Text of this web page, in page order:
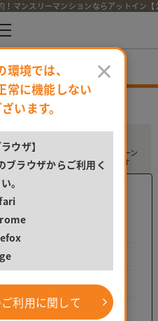
！マンスリーマンションならアットイン【
してください。
location_on
地図
から探す
campaign
キャンペーン
から探す
×
境では、
常に機能しない
います。
ウザ】
ブラウザからご利用く
。
利用に関して